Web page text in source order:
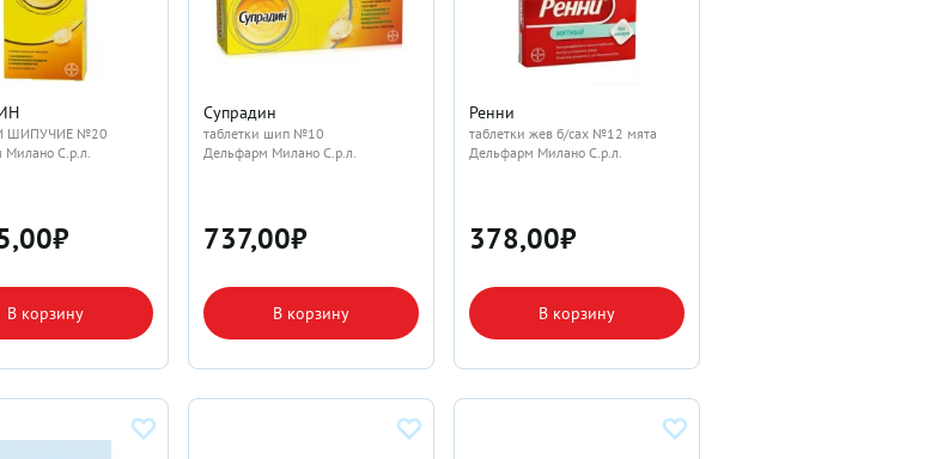
ТАБЛЕТКИ ШИПУЧИЕ №20
Милано С.р.л.
₽
В корзину
Супрадин
таблетки шип №10
Дельфарм Милано С.р.л.
737,00₽
В корзину
Ренни
таблетки жев б/сах №12 мята
Дельфарм Милано С.р.л.
378,00₽
В корзину